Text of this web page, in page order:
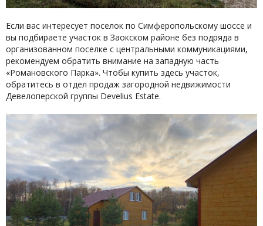
Если вас интересует поселок по Симферопольскому шоссе и
вы подбираете участок в Заокском районе без подряда в
организованном поселке с центральными коммуникациями,
рекомендуем обратить внимание на западную часть
«Романовского Парка». Чтобы купить здесь участок,
обратитесь в отдел продаж загородной недвижимости
Девелоперской группы Develius Estate.